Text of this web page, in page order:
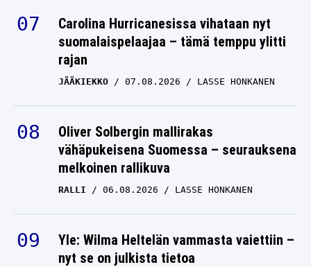
Carolina Hurricanesissa vihataan nyt
suomalaispelaajaa – tämä temppu ylitti
rajan
JÄÄKIEKKO 07.08.2026 LASSE HONKANEN
Oliver Solbergin mallirakas
vähäpukeisena Suomessa – seurauksena
melkoinen rallikuva
RALLI 06.08.2026 LASSE HONKANEN
Yle: Wilma Heltelän vammasta vaiettiin –
nyt se on julkista tietoa